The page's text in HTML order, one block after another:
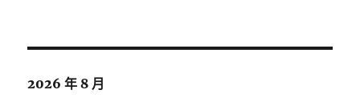
2026 年 8 月